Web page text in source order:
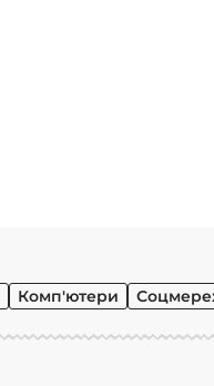
Комп'ютери